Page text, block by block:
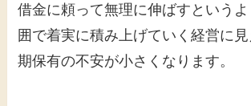
借金に頼って無理に伸ばすという
囲で着実に積み上げていく経営に
期保有の不安が小さくなります。